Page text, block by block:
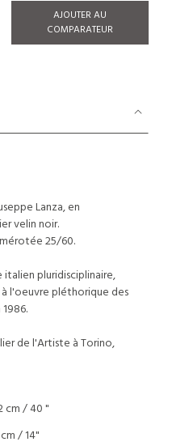
AJOUTER AU
COMPARATEUR
Lanza, en
velin noir.
25/60.
italien pluridisciplinaire,
l'oeuvre pléthorique des
de l'Artiste à Torino,
cm / 40 "
/ 14"